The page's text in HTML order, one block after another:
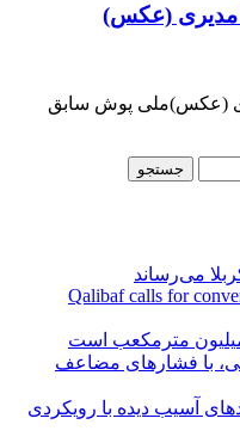
مدیری (عکس)
(عکس)ملی پوش سابق
می‌رساند
Qalibaf calls for
با فشارهای مضاعف
آسیب دیده با رویکردی